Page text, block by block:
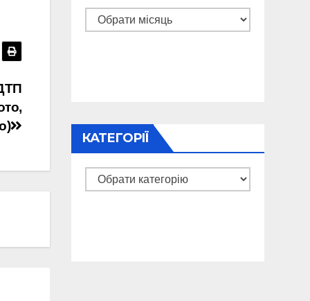
Архіви
КАТЕГОРІЇ
Категорії